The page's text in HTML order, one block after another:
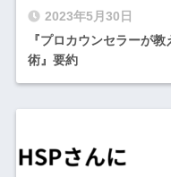
2023年5月30日
『プロカウンセラーが
術』要約